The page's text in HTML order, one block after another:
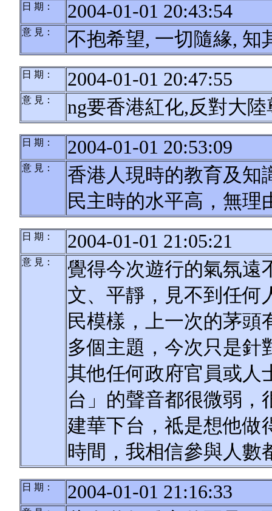
日 期： 2004-01-01 20:43:54
意 見： 不抱希望, 一切隨緣, 知
日 期： 2004-01-01 20:47:55
意 見： ng要香港紅化,反對大
日 期： 2004-01-01 20:53:09
意 見：
香港人現時的教育及知
民主時的水平高，無理
日 期： 2004-01-01 21:05:21
意 見：
覺得今次遊行的氣氛遠
文、平靜，見不到任何
民模樣，上一次的茅頭
多個主題，今次只是針
其他任何政府官員或人
台」的聲音都很微弱，
建華下台，祗是想他做
時間，我相信參與人數
日 期： 2004-01-01 21:16:33